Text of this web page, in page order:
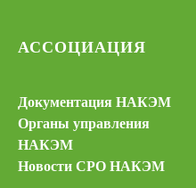
АССОЦИАЦИЯ
Документация НАКЭМ
Органы управления
НАКЭМ
Новости СРО НАКЭМ